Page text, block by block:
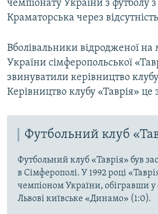
чемпіонату України з футболу
Краматорська через
Вболівальники відродженої на
України сімферопольської
звинуватили керівництво
Керівництво клубу «Таврія» це
Футбольний клуб
Футбольний клуб «Таврія» був
в Сімферополі. У 1992 році
чемпіоном України, обігравши у
Львові київське «Динамо» (1:0).